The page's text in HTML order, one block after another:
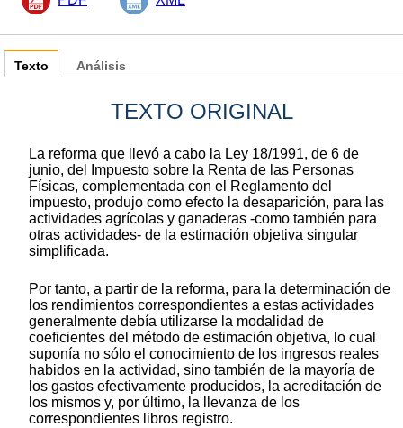
Texto
TEXTO ORIGINAL
La reforma que llevó a cabo la Ley 18/1991, de 6 de
junio, del Impuesto sobre la Renta de las Personas
Físicas, complementada con el Reglamento del
impuesto, produjo como efecto la desaparición, para las
actividades agrícolas y ganaderas -como también para
otras actividades- de la estimación objetiva singular
simplificada.
Por tanto, a partir de la reforma, para la determinación de
los rendimientos correspondientes a estas actividades
generalmente debía utilizarse la modalidad de
coeficientes del método de estimación objetiva, lo cual
suponía no sólo el conocimiento de los ingresos reales
habidos en la actividad, sino también de la mayoría de
los gastos efectivamente producidos, la acreditación de
los mismos y, por último, la llevanza de los
correspondientes libros registro.
Análisis